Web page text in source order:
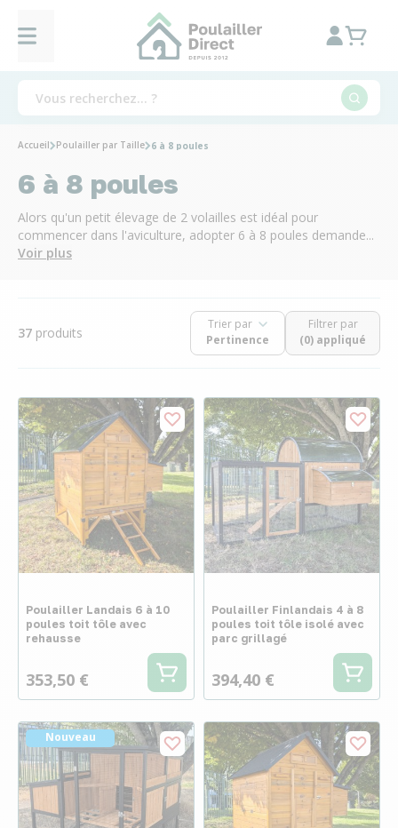
Accueil Poulailler par Taille 6 à 8 poules
6 à 8 poules
Alors qu'un petit élevage de 2 volailles est idéal pour
commencer dans l'aviculture, adopter 6 à 8 poules demande...
Voir plus
37 produits
Trier par
Filtrer par
(0) appliqué
Poulailler Landais 6 à 10
poules toit tôle avec
rehausse
353,50 €
Poulailler Finlandais 4 à 8
poules toit tôle isolé avec
parc grillagé
394,40 €
Nouveau